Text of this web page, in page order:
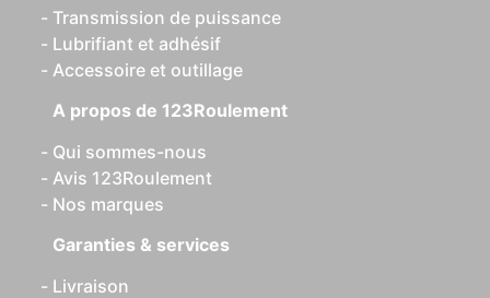
Transmission de puissance
Lubrifiant et adhésif
Accessoire et outillage
A propos de 123Roulement
Qui sommes-nous
Avis 123Roulement
Nos marques
Garanties & services
Livraison